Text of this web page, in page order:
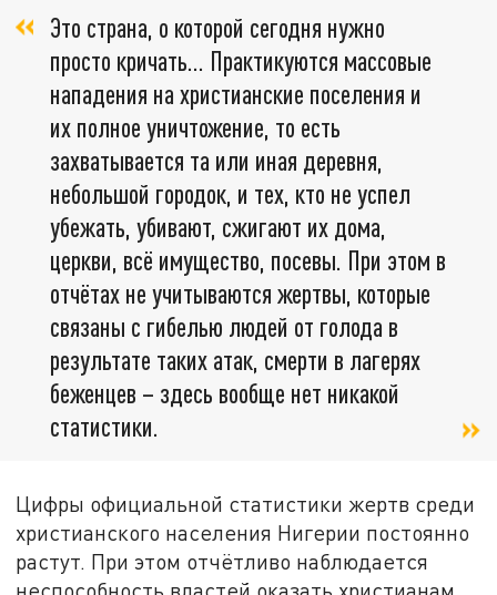
Это страна, о которой сегодня нужно
просто кричать... Практикуются массовые
нападения на христианские поселения и
их полное уничтожение, то есть
захватывается та или иная деревня,
небольшой городок, и тех, кто не успел
убежать, убивают, сжигают их дома,
церкви, всё имущество, посевы. При этом в
отчётах не учитываются жертвы, которые
связаны с гибелью людей от голода в
результате таких атак, смерти в лагерях
беженцев – здесь вообще нет никакой
статистики.
Цифры официальной статистики жертв среди
христианского населения Нигерии постоянно
растут. При этом отчётливо наблюдается
неспособность властей оказать христианам